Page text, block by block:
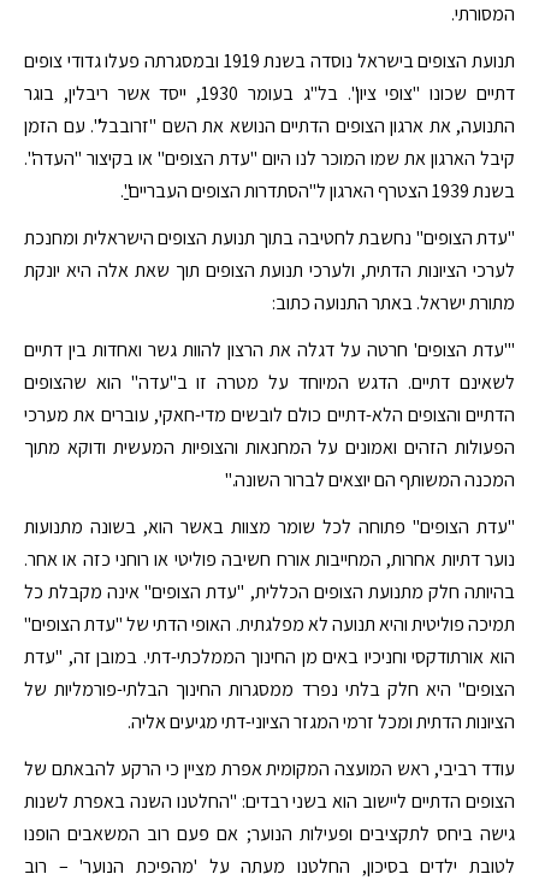
המסורתי.
תנועת הצופים בישראל נוסדה בשנת 1919 ובמסגרתה פעלו גדודי צופים
דתיים שכונו "צופי ציון". בל"ג בעומר 1930, ייסד אשר ריבלין, בוגר
התנועה, את ארגון הצופים הדתיים הנושא את השם "זרובבל". עם הזמן
קיבל הארגון את שמו המוכר לנו היום "עדת הצופים" או בקיצור "העדה".
בשנת 1939 הצטרף הארגון ל"הסתדרות הצופים העבריים
"
.
"עדת הצופים" נחשבת לחטיבה בתוך תנועת הצופים הישראלית ומחנכת
לערכי הציונות הדתית, ולערכי תנועת הצופים תוך שאת אלה היא יונקת
מתורת ישראל. באתר התנועה כתוב:
"'עדת הצופים' חרטה על דגלה את הרצון להוות גשר ואחדות בין דתיים
לשאינם דתיים. הדגש המיוחד על מטרה זו ב"עדה" הוא שהצופים
הדתיים והצופים הלא-דתיים כולם לובשים מדי-חאקי, עוברים את מערכי
הפעולות הזהים ואמונים על המחנאות והצופיות המעשית ודוקא מתוך
המכנה המשותף הם יוצאים לברור השונה."
"עדת הצופים" פתוחה לכל שומר מצוות באשר הוא, בשונה מתנועות
נוער דתיות אחרות, המחייבות אורח חשיבה פוליטי או רוחני כזה או אחר.
בהיותה חלק מתנועת הצופים הכללית, "עדת הצופים" אינה מקבלת כל
תמיכה פוליטית והיא תנועה לא מפלגתית. האופי הדתי של "עדת הצופים"
הוא אורתודקסי וחניכיו באים מן החינוך הממלכתי-דתי. במובן זה, "עדת
הצופים" היא חלק בלתי נפרד ממסגרות החינוך הבלתי-פורמליות של
הציונות הדתית ומכל זרמי המגזר הציוני-דתי מגיעים אליה.
עודד רביבי, ראש המועצה המקומית אפרת מציין כי הרקע להבאתם של
הצופים הדתיים ליישוב הוא בשני רבדים: "החלטנו השנה באפרת לשנות
גישה ביחס לתקציבים ופעילות הנוער; אם פעם רוב המשאבים הופנו
לטובת ילדים בסיכון, החלטנו מעתה על 'מהפיכת הנוער' – רוב